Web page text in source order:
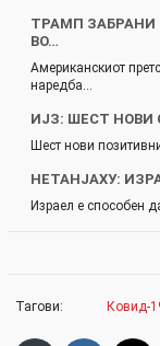
ТРАМП ЗАБРАНИ
ВО…
Американскиот
наредба…
ИЈЗ: ШЕСТ НОВИ
Шест нови
НЕТАНЈАХУ:
Израел е способен
Тагови: Ковид-